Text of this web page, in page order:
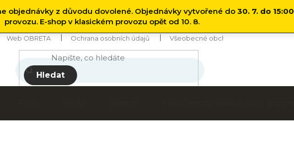
objednávky z důvodu dovolené. Objednávky vytvořené do 30. 7. do 15:00
provozu. E-shop v klasickém provozu opět od 10. 8.
Web OBRETA Ochrana osobních údajů Všeobecné obchodní podmínky
Hledat